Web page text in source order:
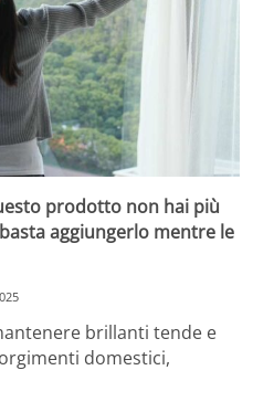
prodotto non hai più
aggiungerlo mentre le
brillanti tende e
domestici,